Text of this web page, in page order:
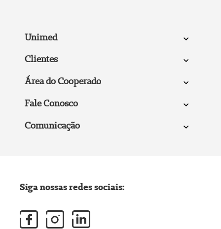
Unimed
Clientes
Área do Cooperado
Fale Conosco
Comunicação
Siga nossas redes sociais: